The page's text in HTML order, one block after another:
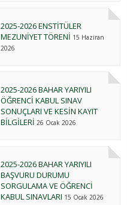
2025-2026 ENSTİTÜLER
MEZUNİYET TÖRENİ 15 Haziran
2026
2025-2026 BAHAR YARIYILI
ÖĞRENCİ KABUL SINAV
SONUÇLARI VE KESİN KAYIT
BİLGİLERİ 26 Ocak 2026
2025-2026 BAHAR YARIYILI
BAŞVURU DURUMU
SORGULAMA VE ÖĞRENCİ
KABUL SINAVLARI 15 Ocak 2026